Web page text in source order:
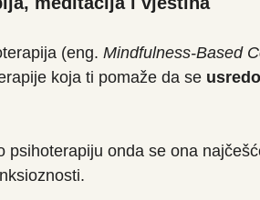
(eng. Mindfulness-Based
koja ti pomaže da se
psihoterapiju onda se ona